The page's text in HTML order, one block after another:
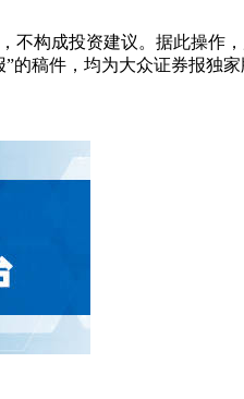
不构成投资建议。据此操作，
的稿件，均为大众证券报独